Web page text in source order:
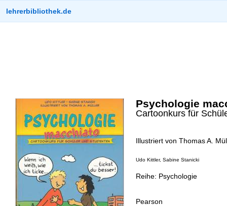
lehrerbibliothek.de
Psychologie
Cartoonkurs für
Illustriert von Thomas A.
Udo Kittler, Sabine Stanicki
Reihe: Psychologie
Pearson